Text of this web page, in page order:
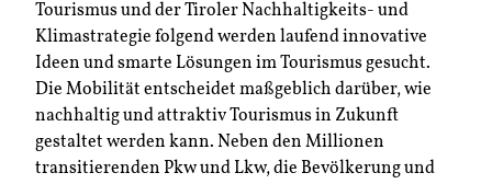
Tourismus und der Tiroler Nachhaltigkeits- und
Klimastrategie folgend werden laufend innovative
Ideen und smarte Lösungen im Tourismus gesucht.
Die Mobilität entscheidet maßgeblich darüber, wie
nachhaltig und attraktiv Tourismus in Zukunft
gestaltet werden kann. Neben den Millionen
transitierenden Pkw und Lkw, die Bevölkerung und